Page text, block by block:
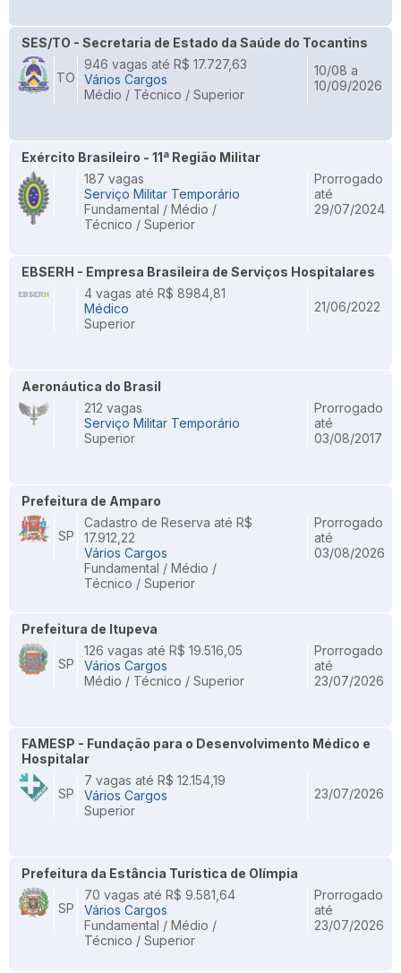
SES/TO - Secretaria de Estado da Saúde do Tocantins
TO
946 vagas até R$ 17.727,63
Vários Cargos
Médio / Técnico / Superior
10/08 a
10/09/2026
Exército Brasileiro - 11ª Região Militar
187 vagas
Serviço Militar Temporário
Fundamental / Médio /
Técnico / Superior
Prorrogado
até
29/07/2024
EBSERH - Empresa Brasileira de Serviços Hospitalares
4 vagas até R$ 8984,81
Médico
Superior
21/06/2022
Aeronáutica do Brasil
212 vagas
Serviço Militar Temporário
Superior
Prorrogado
até
03/08/2017
Prefeitura de Amparo
SP
Cadastro de Reserva até R$
17.912,22
Vários Cargos
Fundamental / Médio /
Técnico / Superior
Prorrogado
até
03/08/2026
Prefeitura de Itupeva
SP
126 vagas até R$ 19.516,05
Vários Cargos
Médio / Técnico / Superior
Prorrogado
até
23/07/2026
FAMESP - Fundação para o Desenvolvimento Médico e
Hospitalar
SP
7 vagas até R$ 12.154,19
Vários Cargos
Superior
23/07/2026
Prefeitura da Estância Turística de Olímpia
SP
70 vagas até R$ 9.581,64
Vários Cargos
Fundamental / Médio /
Técnico / Superior
Prorrogado
até
23/07/2026